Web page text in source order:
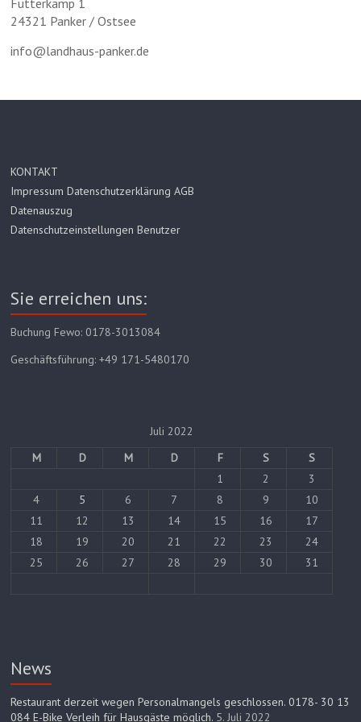
24321 Panker / Ostsee
info@landhaus-panker.de
KONTAKT
Impressum Datenschutzerklärung AGB
Datenauszug
Datenschutzeinstellungen Benutzer
Sie erreichen uns:
Buchung Fewo: 0178-3013084
Geschäftsführung: +49 171-5480170
Juli 2022
M
D M D F S
S
1
2
3
4
5 6 7 8 9
10
11
12 13 14 15 16
17
18
19 20 21 22 23
24
25
26 27 28 29 30 31
News
Restaurant derzeit wegen Personalmangels geschlossen. 0178- 30 13
084 E-Bike Verleih für Hausgäste möglich. 5. Juli 2022